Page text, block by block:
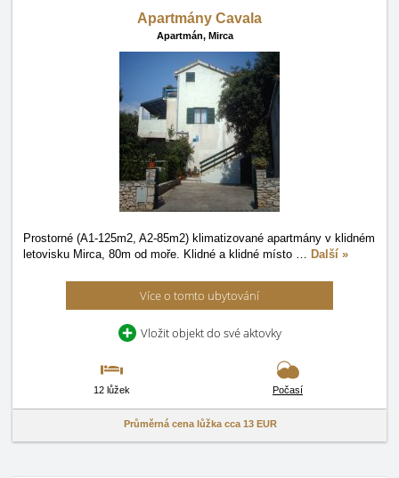
Apartmány Cavala
Apartmán, Mirca
Prostorné (A1-125m2, A2-85m2) klimatizované apartmány v klidném
letovisku Mirca, 80m od moře. Klidné a klidné místo … Další »
Více o tomto ubytování
Vložit objekt do své aktovky
12 lůžek Počasí
Průměrná cena lůžka cca 13 EUR